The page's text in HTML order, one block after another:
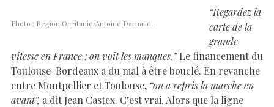
Photo : Région Occitanie/Antoine Darnaud.
“Regardez la
carte de la
grande
vitesse en France : on voit les manques.”Le financement du
Toulouse-Bordeaux a du mal à être bouclé. En revanche
entre Montpellier et Toulouse, “on a repris la marche en
avant”, a dit Jean Castex. C’est vrai. Alors que la ligne